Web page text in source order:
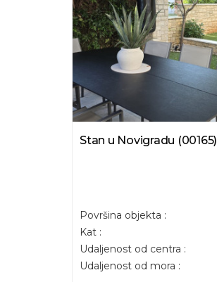
Stan u Novigradu (00165)
Površina objekta :
Kat :
Udaljenost od centra :
Udaljenost od mora :